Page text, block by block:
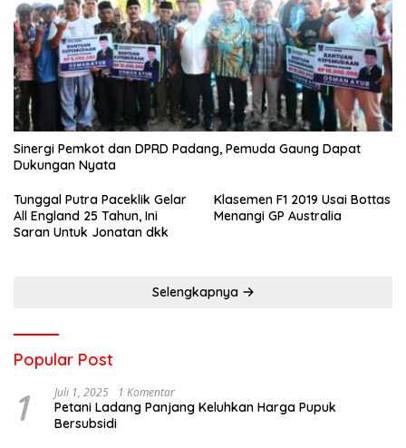
Sinergi Pemkot dan DPRD Padang, Pemuda Gaung Dapat
Dukungan Nyata
Tunggal Putra Paceklik Gelar
All England 25 Tahun, Ini
Saran Untuk Jonatan dkk
Klasemen F1 2019 Usai Bottas
Menangi GP Australia
Selengkapnya
Popular Post
1 Juli 1, 2025 1 Komentar
Petani Ladang Panjang Keluhkan Harga Pupuk
Bersubsidi